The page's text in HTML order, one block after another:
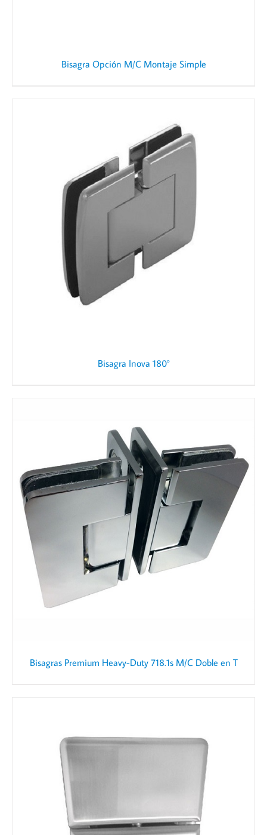
Bisagra Opción M/C Montaje Simple
Bisagra Inova 180°
Bisagras Premium Heavy-Duty 718.1s M/C Doble en T